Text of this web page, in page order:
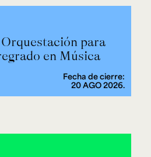
para
en Música
Fecha de cierre:
20 AGO 2026.